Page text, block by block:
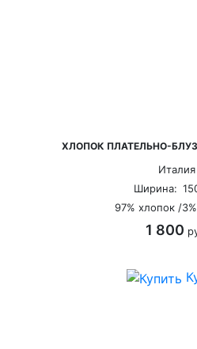
ХЛОПОК ПЛАТЕЛЬНО-
Италия
Ширина: 150
97% хлопок /3%
1 800руб.